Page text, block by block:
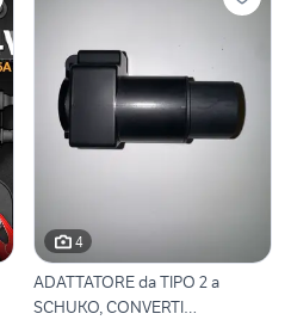
4
ADATTATORE da TIPO 2 a
SCHUKO, CONVERTI